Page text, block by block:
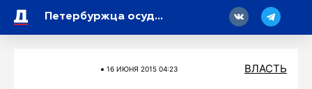
Петербуржца осудили за скандал в электричке из-за отказа уступить место
16 ИЮНЯ 2015 04:23 ВЛАСТЬ